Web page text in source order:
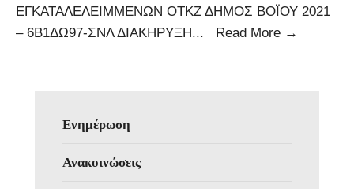
ΕΓΚΑΤΑΛΕΛΕΙΜΜΕΝΩΝ ΟΤΚΖ ΔΗΜΟΣ ΒΟΪΟΥ 2021
– 6Β1ΔΩ97-ΣΝΛ ΔΙΑΚΗΡΥΞΗ... Read More →
Ενημέρωση
Ανακοινώσεις